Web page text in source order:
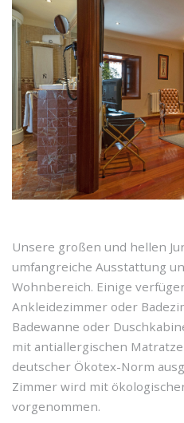
Unsere großen und hellen
umfangreiche Ausstattung
Wohnbereich. Einige
Ankleidezimmer oder
Badewanne oder
mit antiallergischen
deutscher Ökotex-Norm
Zimmer wird mit
vorgenommen.